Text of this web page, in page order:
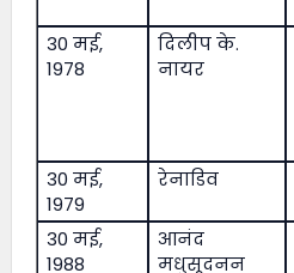
30 मई,
1978
दिलीप के.
नायर
30 मई,
1979
रेनाडिव
30 मई,
1988
आनंद
मधुसूदनन